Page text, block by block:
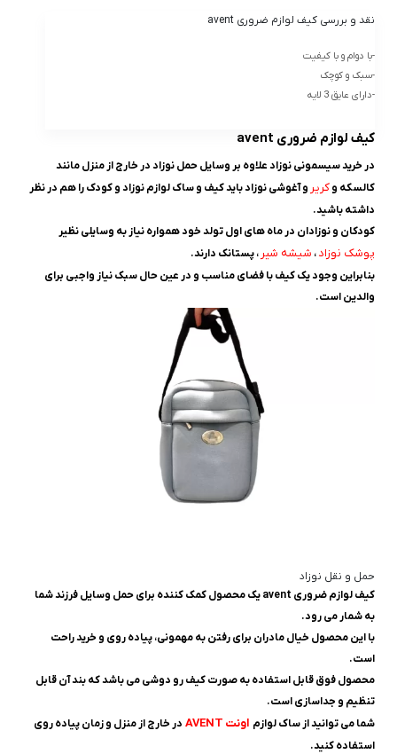
نقد و بررسی کيف لوازم ضروری avent
-با دوام و با کیفیت
-سبک و کوچک
-دارای عایق 3 لایه
کيف لوازم ضروری avent
در خرید سیسمونی نوزاد علاوه بر وسایل حمل نوزاد در خارج از منزل مانند
کالسکه وکریر و آغوشی نوزاد باید کیف و ساک لوازم نوزاد و کودک را هم در نظر
داشته باشید.
کودکان و نوزادان در ماه های اول تولد خود همواره نیاز به وسایلی نظیر
پوشک نوزاد، شیشه شیر ، پستانک دارند.
بنابراین وجود یک کیف با فضای مناسب و در عین حال سبک نیاز واجبی برای
والدین است.
حمل و نقل نوزاد
کيف لوازم ضروری avent یک محصول کمک کننده برای حمل وسایل فرزند شما
به شمار می رود.
با این محصول خیال مادران برای رفتن به مهمونی، پیاده روی و خرید راحت
است.
محصول فوق قابل استفاده به صورت کیف رو دوشی می باشد که بند آن قابل
تنظیم و جداسازی است.
شما می توانید از ساک لوازم اونت AVENT
در خارج از منزل و زمان پیاده روی
استفاده کنید.